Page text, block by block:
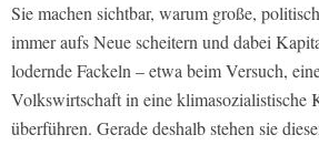
Sie machen sichtbar, warum große,
immer aufs Neue scheitern und dabei
lodernde Fackeln – etwa beim Versuch,
Volkswirtschaft in eine klimasozialistische
überführen. Gerade deshalb stehen sie